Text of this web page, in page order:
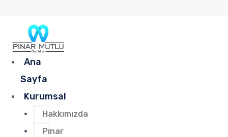
Ana
Sayfa
Kurumsal
Hakkımızda
Pınar